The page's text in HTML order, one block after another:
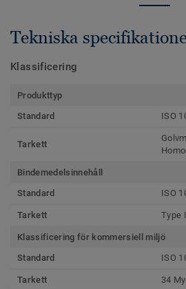
Tekniska
Klassificering
Produkttyp
Standard
ISO
Tarkett
Bindemedelsinnehåll
Standard
ISO
Tarkett Type I
Klassificering för kommersiell miljö
Standard
ISO
Tarkett 34